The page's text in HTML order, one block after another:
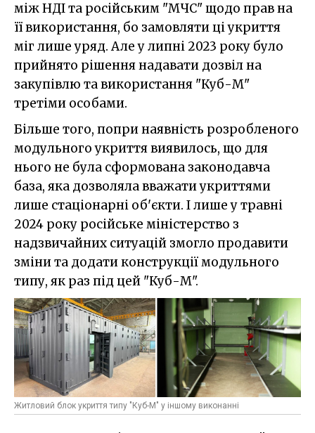
між НДІ та російським "МЧС" щодо прав на
її використання, бо замовляти ці укриття
міг лише уряд. Але у липні 2023 року було
прийнято рішення надавати дозвіл на
закупівлю та використання "Куб-М"
третіми особами.
Більше того, попри наявність розробленого
модульного укриття виявилось, що для
нього не була сформована законодавча
база, яка дозволяла вважати укриттями
лише стаціонарні об'єкти. І лише у травні
2024 року російське міністерство з
надзвичайних ситуацій змогло продавити
зміни та додати конструкції модульного
типу, як раз під цей "Куб-М".
Житловий блок укриття типу "Куб-М" у іншому виконанні